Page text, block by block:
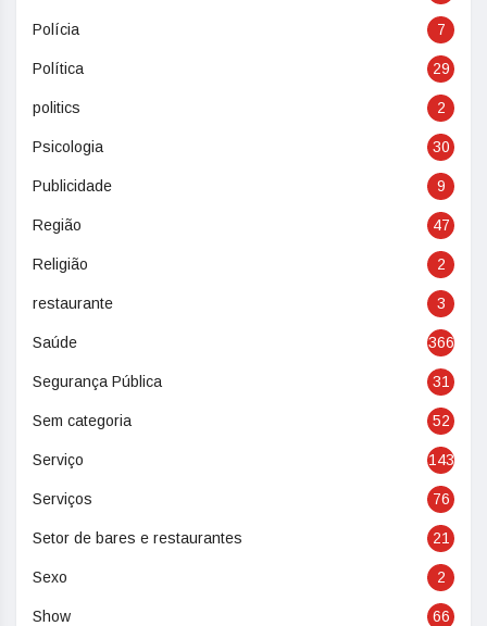
Polícia 7
Política 29
politics 2
Psicologia 30
Publicidade 9
Região 47
Religião 2
restaurante 3
Saúde 366
Segurança Pública 31
Sem categoria 52
Serviço 143
Serviços 76
Setor de bares e restaurantes 21
Sexo 2
Show 66